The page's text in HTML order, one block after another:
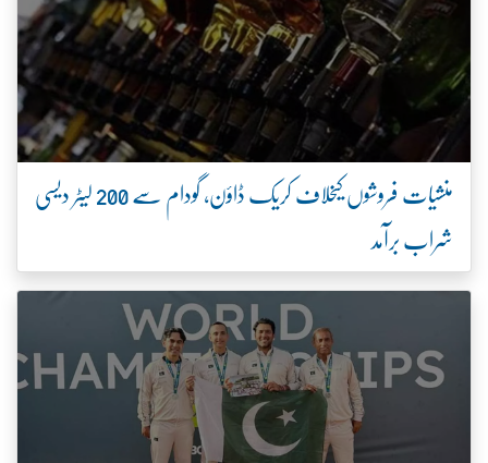
منشیات فروشوں کیخلاف کریک ڈاؤن، گودام سے 200 لیٹر دیسی
شراب برآمد